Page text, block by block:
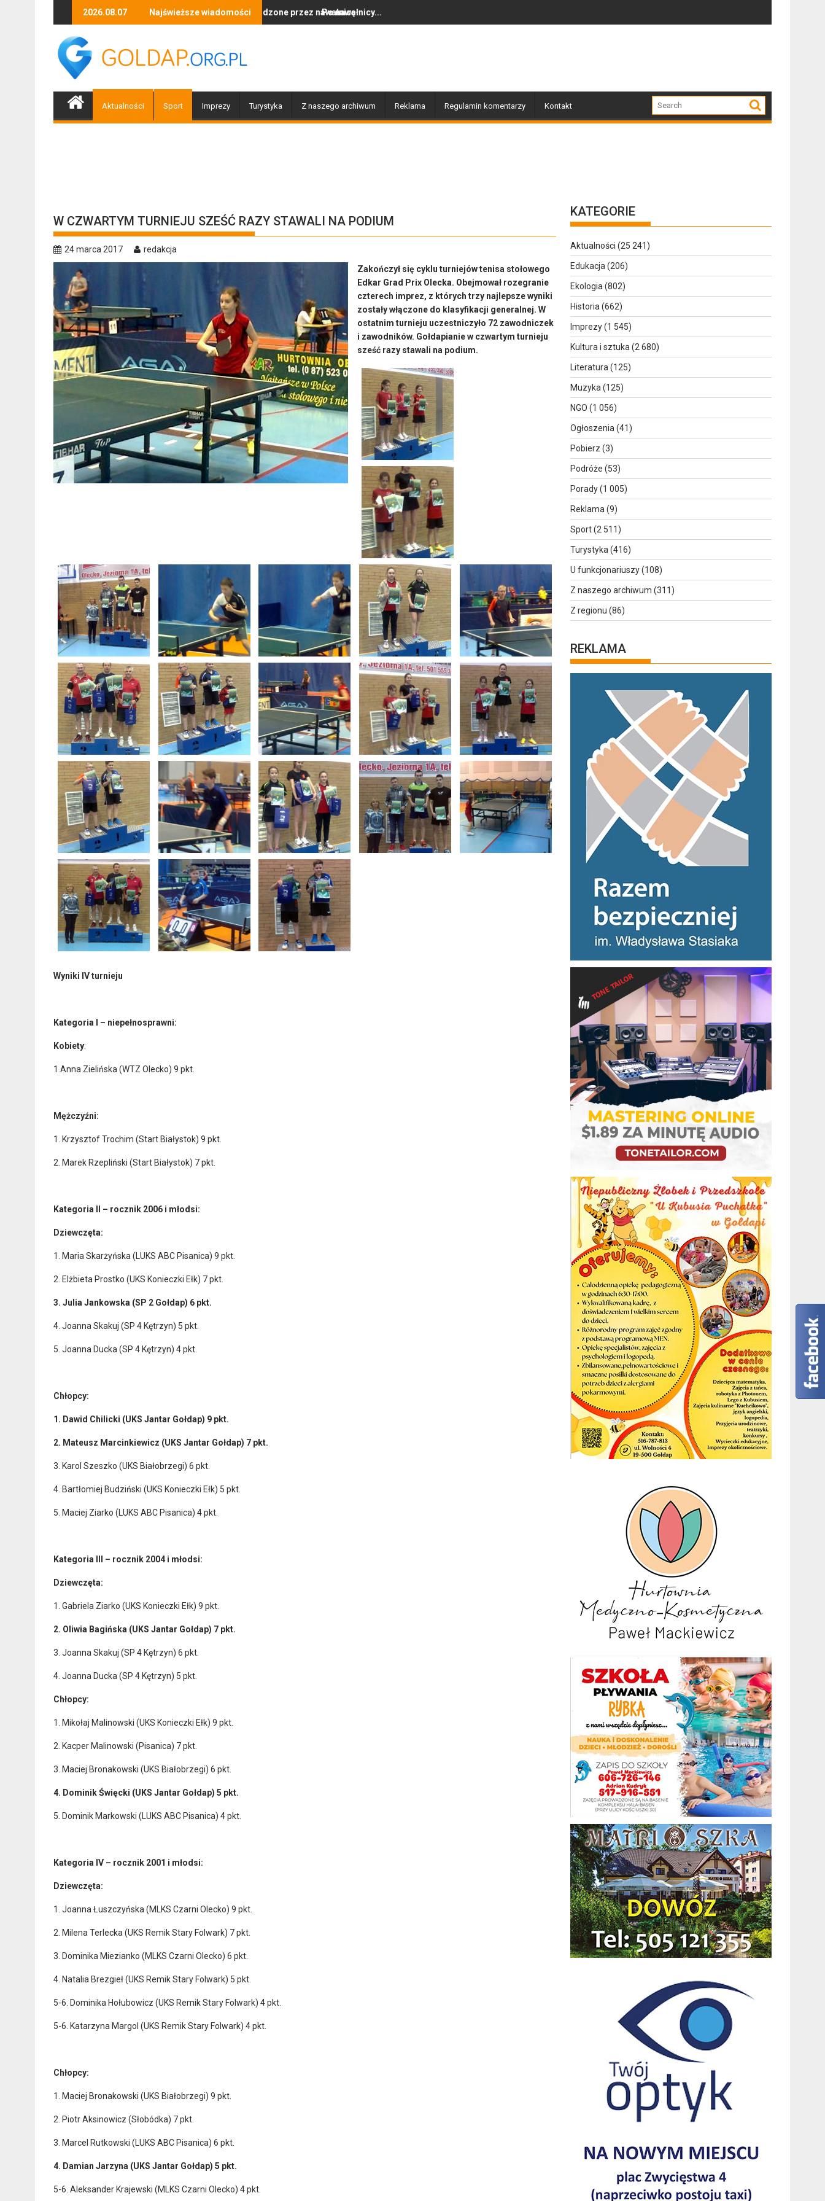
2026.08.07 Najświeższe wiadomości
tańca i niezapomnianych emocji!
Uwaga! Usuwamy drzewa uszkodzone przez nawałnicę
Po nawałnicy...
Aktualności Sport Imprezy Turystyka Z naszego archiwum Reklama Regulamin komentarzy Kontakt
W CZWARTYM TURNIEJU SZEŚĆ RAZY STAWALI NA PODIUM
24 marca 2017
redakcja
Zakończył się cyklu turniejów tenisa stołowego
Edkar Grad Prix Olecka. Obejmował rozegranie
czterech imprez, z których trzy najlepsze wyniki
zostały włączone do klasyfikacji generalnej. W
ostatnim turnieju uczestniczyło 72 zawodniczek
i zawodników. Gołdapianie w czwartym turnieju
sześć razy stawali na podium.
Wyniki IV turnieju
Kategoria I – niepełnosprawni:
Kobiety:
1.Anna Zielińska (WTZ Olecko) 9 pkt.
Mężczyźni:
1. Krzysztof Trochim (Start Białystok) 9 pkt.
2. Marek Rzepliński (Start Białystok) 7 pkt.
Kategoria II – rocznik 2006 i młodsi:
Dziewczęta:
1. Maria Skarżyńska (LUKS ABC Pisanica) 9 pkt.
2. Elżbieta Prostko (UKS Konieczki Ełk) 7 pkt.
3. Julia Jankowska (SP 2 Gołdap) 6 pkt.
4. Joanna Skakuj (SP 4 Kętrzyn) 5 pkt.
5. Joanna Ducka (SP 4 Kętrzyn) 4 pkt.
Chłopcy:
1. Dawid Chilicki (UKS Jantar Gołdap) 9 pkt.
2. Mateusz Marcinkiewicz (UKS Jantar Gołdap) 7 pkt.
3. Karol Szeszko (UKS Białobrzegi) 6 pkt.
4. Bartłomiej Budziński (UKS Konieczki Ełk) 5 pkt.
5. Maciej Ziarko (LUKS ABC Pisanica) 4 pkt.
Kategoria III – rocznik 2004 i młodsi:
Dziewczęta:
1. Gabriela Ziarko (UKS Konieczki Ełk) 9 pkt.
2. Oliwia Bagińska (UKS Jantar Gołdap) 7 pkt.
3. Joanna Skakuj (SP 4 Kętrzyn) 6 pkt.
4. Joanna Ducka (SP 4 Kętrzyn) 5 pkt.
Chłopcy:
1. Mikołaj Malinowski (UKS Konieczki Ełk) 9 pkt.
2. Kacper Malinowski (Pisanica) 7 pkt.
3. Maciej Bronakowski (UKS Białobrzegi) 6 pkt.
4. Dominik Święcki (UKS Jantar Gołdap) 5 pkt.
5. Dominik Markowski (LUKS ABC Pisanica) 4 pkt.
Kategoria IV – rocznik 2001 i młodsi:
Dziewczęta:
1. Joanna Łuszczyńska (MLKS Czarni Olecko) 9 pkt.
2. Milena Terlecka (UKS Remik Stary Folwark) 7 pkt.
3. Dominika Miezianko (MLKS Czarni Olecko) 6 pkt.
4. Natalia Brezgieł (UKS Remik Stary Folwark) 5 pkt.
5-6. Dominika Hołubowicz (UKS Remik Stary Folwark) 4 pkt.
5-6. Katarzyna Margol (UKS Remik Stary Folwark) 4 pkt.
Chłopcy:
1. Maciej Bronakowski (UKS Białobrzegi) 9 pkt.
2. Piotr Aksinowicz (Słobódka) 7 pkt.
3. Marcel Rutkowski (LUKS ABC Pisanica) 6 pkt.
4. Damian Jarzyna (UKS Jantar Gołdap) 5 pkt.
5-6. Aleksander Krajewski (MLKS Czarni Olecko) 4 pkt.
KATEGORIE
Aktualności (25 241)
Edukacja (206)
Ekologia (802)
Historia (662)
Imprezy(1 545)
Kultura i sztuka (2 680)
Literatura (125)
Muzyka (125)
NGO (1 056)
Ogłoszenia (41)
Pobierz (3)
Podróże (53)
Porady(1 005)
Reklama (9)
Sport(2 511)
Turystyka (416)
U funkcjonariuszy(108)
Z naszego archiwum (311)
Z regionu (86)
REKLAMA